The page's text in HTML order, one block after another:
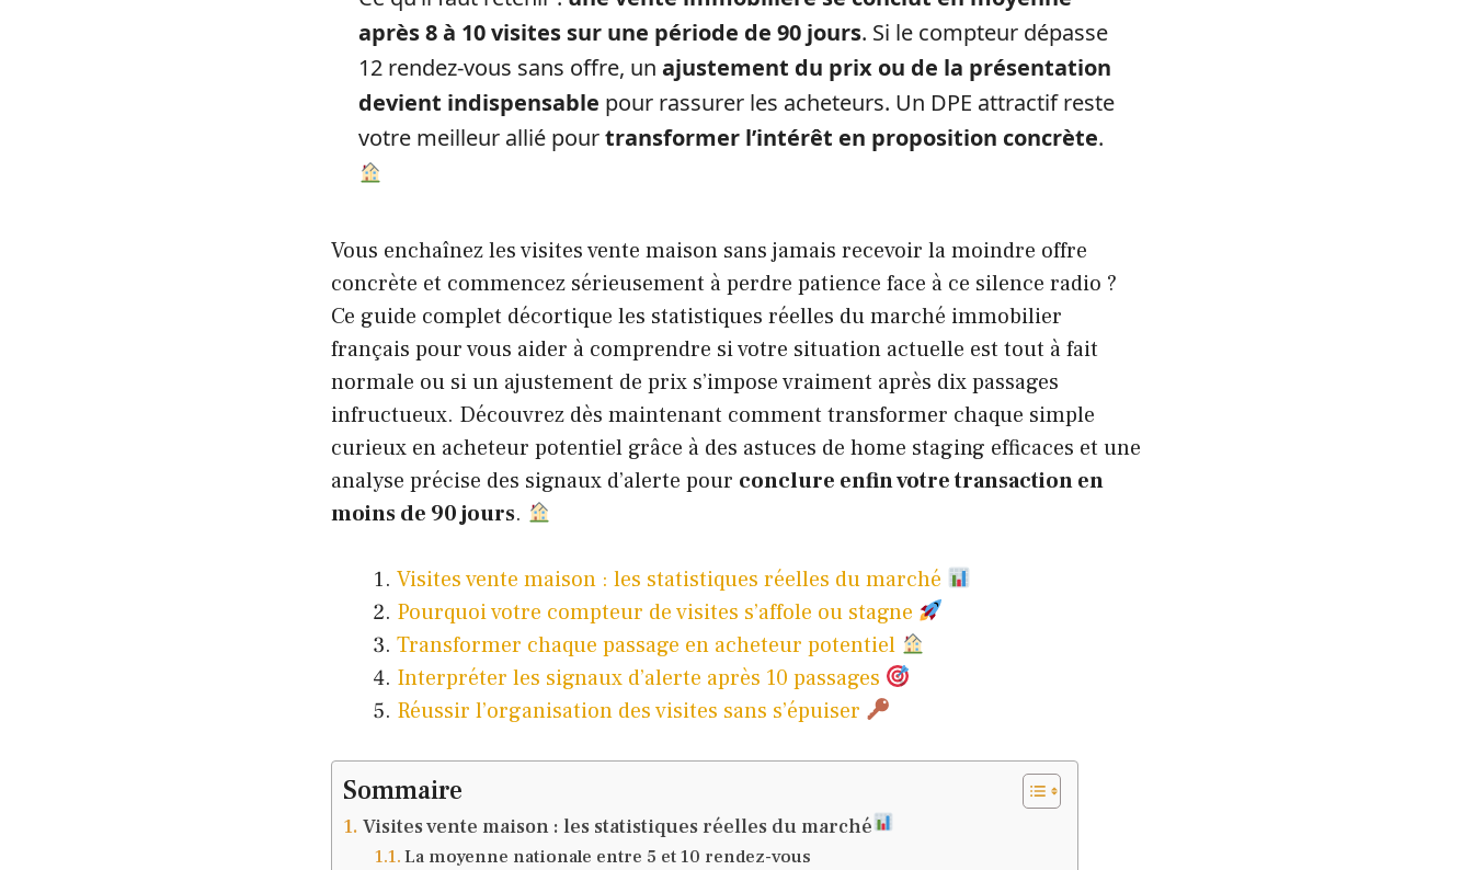
après 8 à 10 visites sur une période de 90 jours. Si le compteur dépasse
12 rendez-vous sans offre, un ajustement du prix ou de la présentation
devient indispensable pour rassurer les acheteurs. Un DPE attractif reste
votre meilleur allié pourtransformer l’intérêt en proposition concrète.
Vous enchaînez les visites vente maison sans jamais recevoir la moindre offre
concrète et commencez sérieusement à perdre patience face à ce silence radio ?
Ce guide complet décortique les statistiques réelles du marché immobilier
français pour vous aider à comprendre si votre situation actuelle est tout à fait
normale ou si un ajustement de prix s’impose vraiment après dix passages
infructueux. Découvrez dès maintenant comment transformer chaque simple
curieux en acheteur potentiel grâce à des astuces de home staging efficaces et une
analyse précise des signaux d’alerte pour conclure enfin votre transaction en
moins de 90 jours.
Visites vente maison : les statistiques réelles du marché
Pourquoi votre compteur de visites s’affole ou stagne
Transformer chaque passage en acheteur potentiel
Interpréter les signaux d’alerte après 10 passages
Réussir l’organisation des visites sans s’épuiser
Sommaire
Visites vente maison : les statistiques réelles du marché
La moyenne nationale entre 5 et 10 rendez-vous